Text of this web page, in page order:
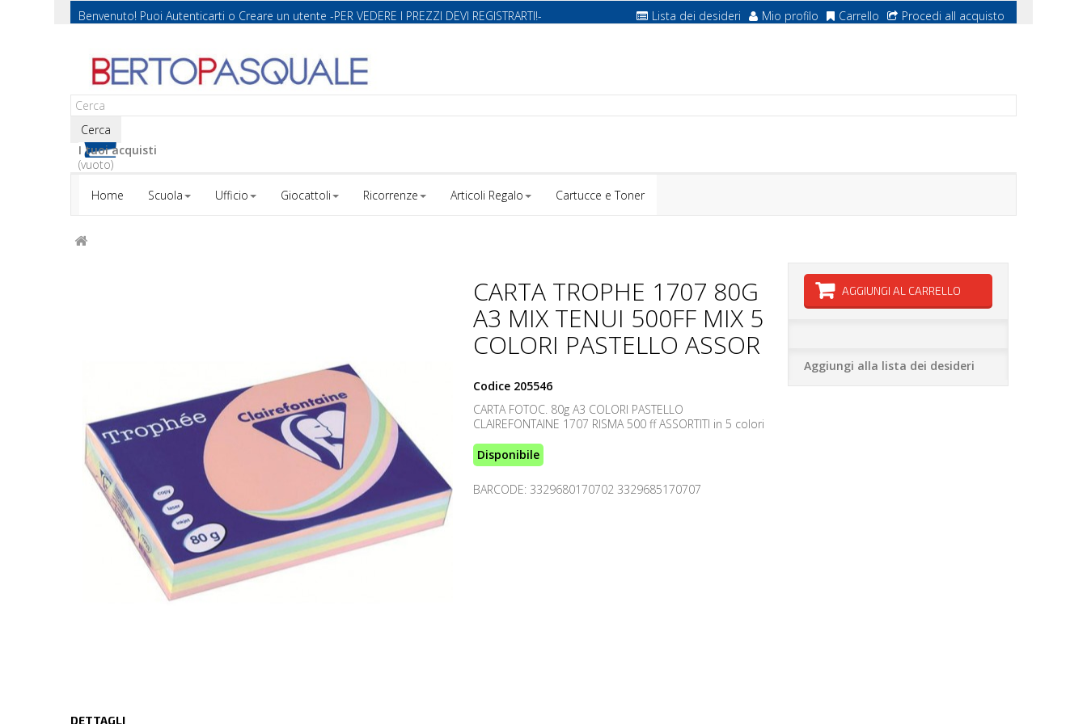
Benvenuto! Puoi Autenticarti o Creare un utente -PER VEDERE I PREZZI DEVI REGISTRARTI!- Lista dei desideri Mio profilo Carrello Procedi all acquisto
Cerca
I tuoi acquisti
(vuoto)
Home
Scuola Ufficio Giocattoli Ricorrenze Articoli Regalo Cartucce e Toner
CARTA TROPHE 1707 80G
A3 MIX TENUI 500FF MIX 5
COLORI PASTELLO ASSOR
Codice 205546
CARTA FOTOC. 80g A3 COLORI PASTELLO
CLAIREFONTAINE 1707 RISMA 500 ff ASSORTITI in 5 colori
Disponibile
BARCODE: 3329680170702 3329685170707
AGGIUNGI AL CARRELLO
Aggiungi alla lista dei desideri
DETTAGLI